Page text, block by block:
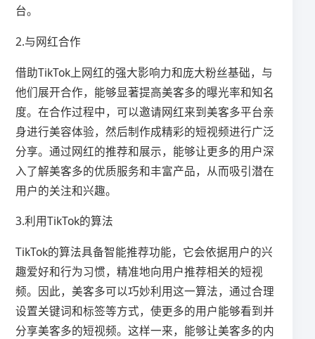
台。
2.与网红合作
借助TikTok上网红的强大影响力和庞大粉丝基础，与
他们展开合作，能够显著提高美客多的曝光率和知名
度。在合作过程中，可以邀请网红来到美客多平台亲
身进行美容体验，然后制作成精彩的短视频进行广泛
分享。通过网红的推荐和展示，能够让更多的用户深
入了解美客多的优质服务和丰富产品，从而吸引潜在
用户的关注和兴趣。
3.利用TikTok的算法
TikTok的算法具备智能推荐功能，它会依据用户的兴
趣爱好和行为习惯，精准地向用户推荐相关的短视
频。因此，美客多可以巧妙利用这一算法，通过合理
设置关键词和标签等方式，使更多的用户能够看到并
分享美客多的短视频。这样一来，能够让美客多的内